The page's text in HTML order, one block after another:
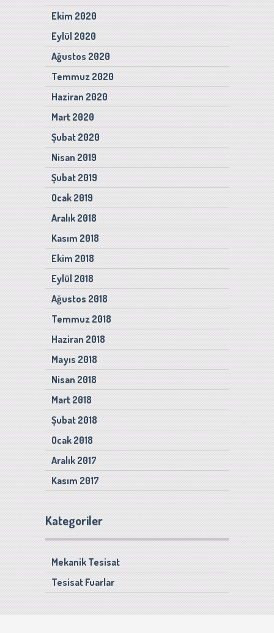
Ekim 2020
Eylül 2020
Ağustos 2020
Temmuz 2020
Haziran 2020
Mart 2020
Şubat 2020
Nisan 2019
Şubat 2019
Ocak 2019
Aralık 2018
Kasım 2018
Ekim 2018
Eylül 2018
Ağustos 2018
Temmuz 2018
Haziran 2018
Mayıs 2018
Nisan 2018
Mart 2018
Şubat 2018
Ocak 2018
Aralık 2017
Kasım 2017
Kategoriler
Mekanik Tesisat
Tesisat Fuarlar